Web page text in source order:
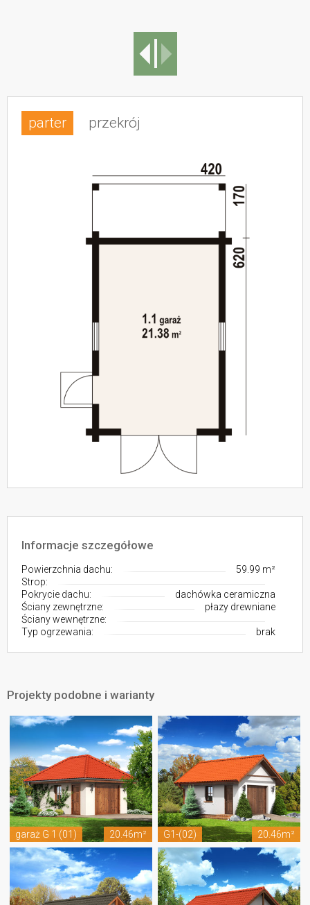
parter przekrój
Informacje szczegółowe
Powierzchnia dachu:
59.99 m²
Strop:
Pokrycie dachu:
dachówka ceramiczna
Ściany zewnętrzne:
płazy drewniane
Ściany wewnętrzne:
Typ ogrzewania:
brak
Projekty podobne i warianty
garaż G 1 (01) 20.46m² G1-(02) 20.46m²